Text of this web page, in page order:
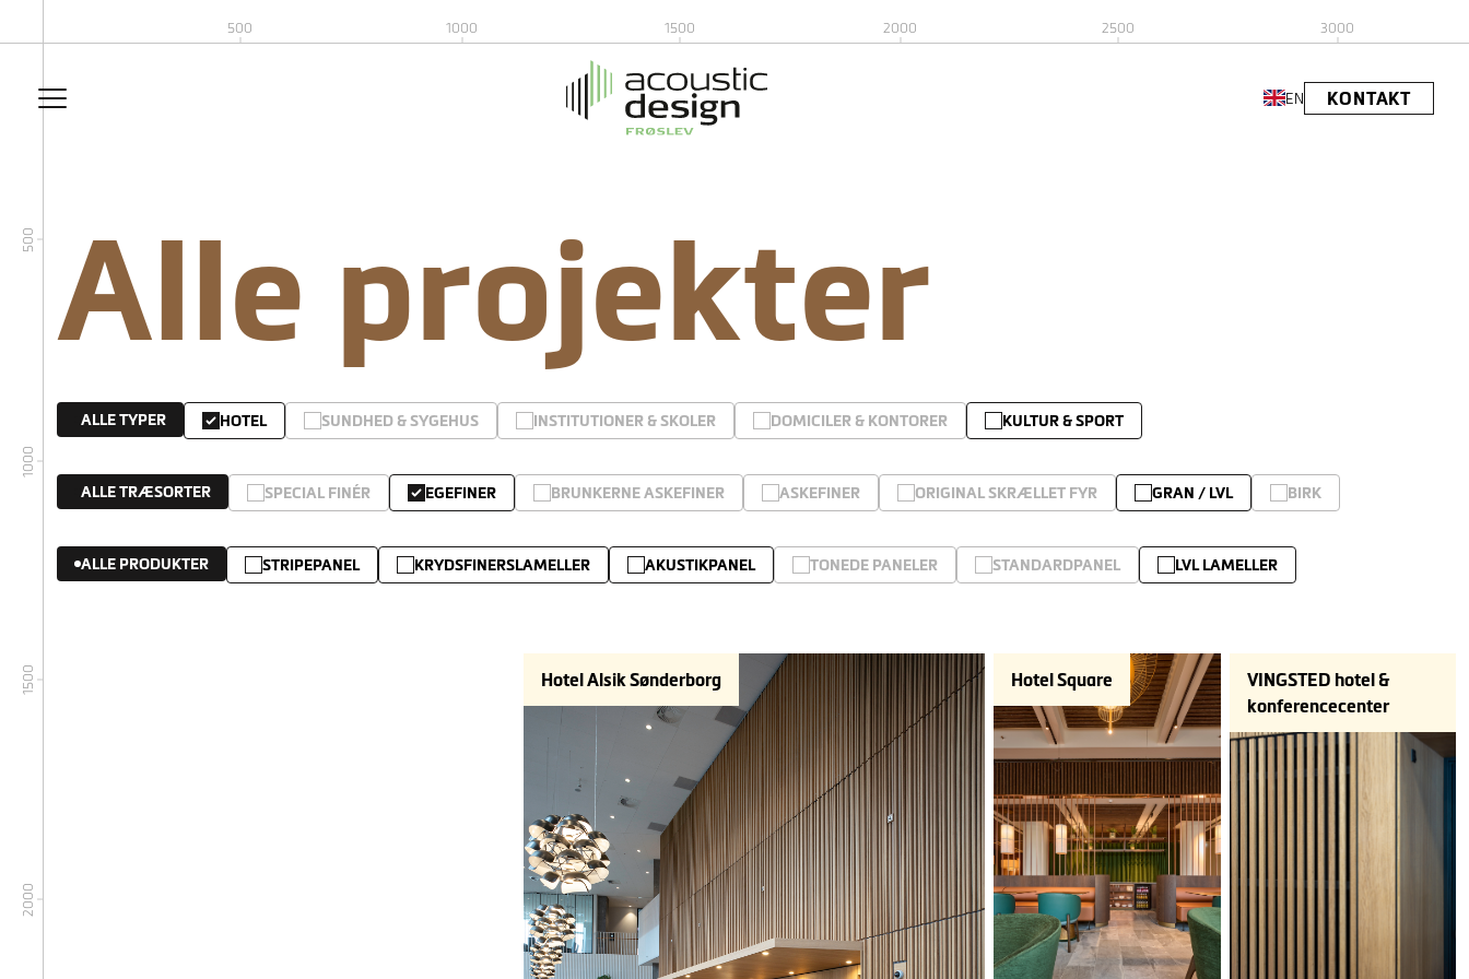
EN KONTAKT
500 1000 1500 2000 2500 3000
500
1000
1500
2000
Alle projekter
ALLE TYPER HOTEL SUNDHED & SYGEHUS INSTITUTIONER & SKOLER DOMICILER & KONTORER KULTUR & SPORT
ALLE TRÆSORTER SPECIAL FINÉR EGEFINER BRUNKERNE ASKEFINER ASKEFINER ORIGINAL SKRÆLLET FYR GRAN / LVL BIRK
ALLE PRODUKTER STRIPEPANEL KRYDSFINERSLAMELLER AKUSTIKPANEL TONEDE PANELER STANDARDPANEL LVL LAMELLER
Hotel Alsik Sønderborg Hotel Square
VINGSTED hotel &
konferencecenter